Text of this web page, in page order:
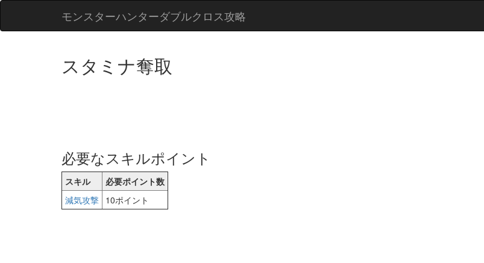
モンスターハンターダブルクロス攻略
スタミナ奪取
必要なスキルポイント
スキル
必要ポイント数
減気攻撃 10ポイント